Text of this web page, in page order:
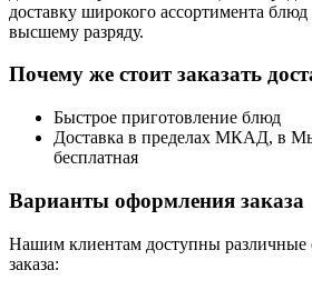
доставку широкого ассортимента
высшему разряду.
Почему же стоит заказать
Быстрое приготовление блюд
Доставка в пределах МКАД, в
бесплатная
Варианты оформления заказа
Нашим клиентам доступны различные
заказа: